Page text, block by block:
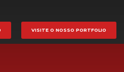
VISITE O NOSSO PORTFOLIO